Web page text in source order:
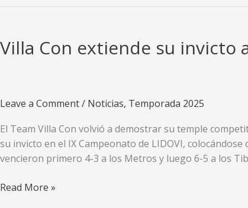
Villa Con extiende su invicto
Leave a Comment/ Noticias, Temporada 2025
El Team Villa Con volvió a demostrar su temple
su invicto en el IX Campeonato de LIDOVI,
vencieron primero 4-3 a los Metros y luego 6-5 a los
Villa
Read More »